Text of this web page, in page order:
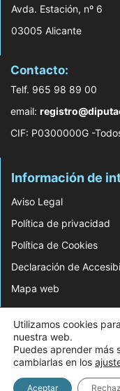
Avda. Estación, nº 6
03005 Alicante
Contacto:
Telf. 965 98 89 00
email:
CIF: P0300000G -
Información de
Aviso Legal
Política de privacidad
Política de Cookies
Declaración de
Mapa web
© 2026 Web Desarrollada
Utilizamos cookies
nuestra web.
Puedes aprender más
cambiarlas en los
Aceptar